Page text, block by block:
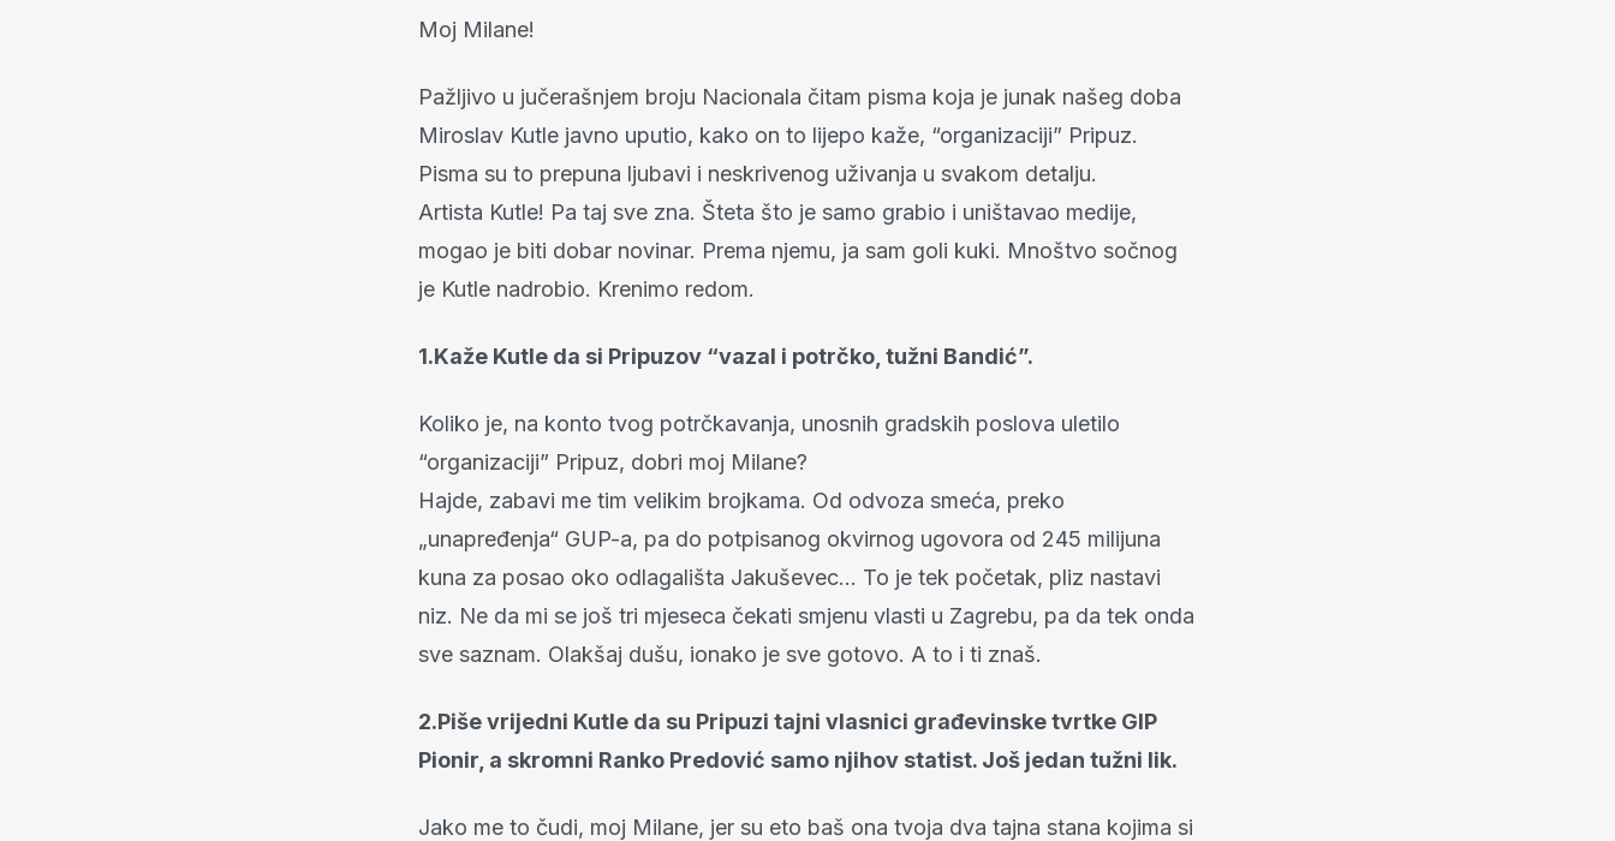
Moj Milane!
Pažljivo u jučerašnjem broju Nacionala čitam pisma koja je junak našeg doba
Miroslav Kutle javno uputio, kako on to lijepo kaže, “organizaciji” Pripuz.
Pisma su to prepuna ljubavi i neskrivenog uživanja u svakom detalju.
Artista Kutle! Pa taj sve zna. Šteta što je samo grabio i uništavao medije,
mogao je biti dobar novinar. Prema njemu, ja sam goli kuki. Mnoštvo sočnog
je Kutle nadrobio. Krenimo redom.
1.Kaže Kutle da si Pripuzov “vazal i potrčko, tužni Bandić”.
Koliko je, na konto tvog potrčkavanja, unosnih gradskih poslova uletilo
“organizaciji” Pripuz, dobri moj Milane?
Hajde, zabavi me tim velikim brojkama. Od odvoza smeća, preko
„unapređenja“ GUP-a, pa do potpisanog okvirnog ugovora od 245 milijuna
kuna za posao oko odlagališta Jakuševec… To je tek početak, pliz nastavi
niz. Ne da mi se još tri mjeseca čekati smjenu vlasti u Zagrebu, pa da tek onda
sve saznam. Olakšaj dušu, ionako je sve gotovo. A to i ti znaš.
2.Piše vrijedni Kutle da su Pripuzi tajni vlasnici građevinske tvrtke GIP
Pionir, a skromni Ranko Predović samo njihov statist. Još jedan tužni lik.
Jako me to čudi, moj Milane, jer su eto baš ona tvoja dva tajna stana kojima si